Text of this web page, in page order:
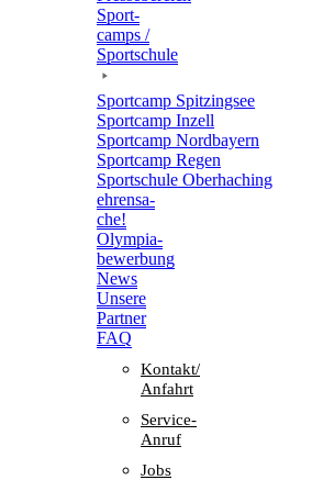
Sport­
camps /
Sportschule
Sport­camp Spitzingsee
Sport­camp Inzell
Sport­camp Nordbayern
Sport­camp Regen
Sport­schule Oberhaching
ehren­sa­
che!
Olym­pia­
be­wer­bung
News
Unsere
Part­ner
FAQ
Kontakt/​​
Anfahrt
Service-
Anruf
Jobs